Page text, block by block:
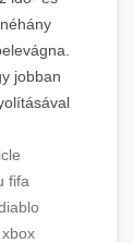
jobban
fifa